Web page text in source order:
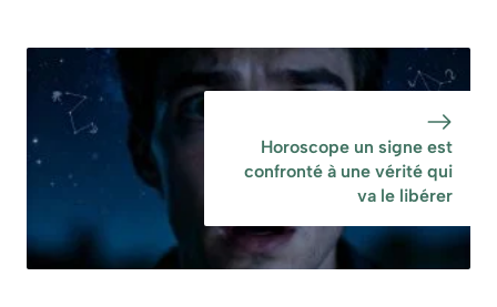
Horoscope un signe est
confronté à une vérité qui
va le libérer